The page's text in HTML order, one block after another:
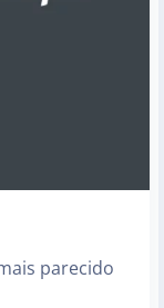
parecido